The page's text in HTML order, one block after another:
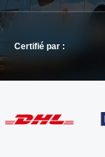
Certifié par :